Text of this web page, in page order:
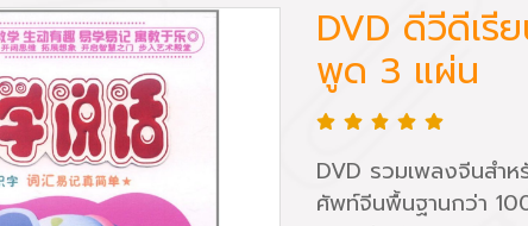
DVD ดีวีดีเรี
พูด 3 แผ่น
DVD รวมเพลงจีนสำ
ศัพท์จีนพื้นฐานกว่า